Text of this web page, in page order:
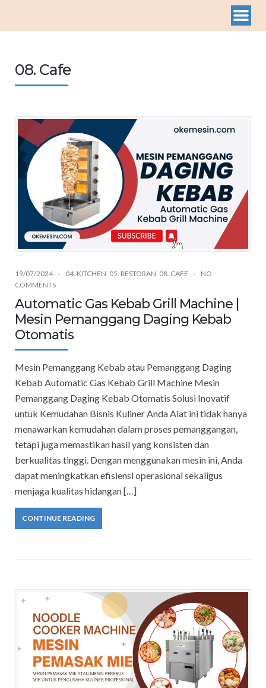
08. Cafe
19/07/2024 04. KITCHEN 05. RESTORAN 08. CAFE
NO
COMMENTS
Automatic Gas Kebab Grill Machine |
Mesin Pemanggang Daging Kebab
Otomatis
Mesin Pemanggang Kebab atau Pemanggang Daging
Kebab Automatic Gas Kebab Grill Machine Mesin
Pemanggang Daging Kebab Otomatis Solusi Inovatif
untuk Kemudahan Bisnis Kuliner Anda Alat ini tidak hanya
menawarkan kemudahan dalam proses pemanggangan,
tetapi juga memastikan hasil yang konsisten dan
berkualitas tinggi. Dengan menggunakan mesin ini, Anda
dapat meningkatkan efisiensi operasional sekaligus
menjaga kualitas hidangan […]
CONTINUE READING